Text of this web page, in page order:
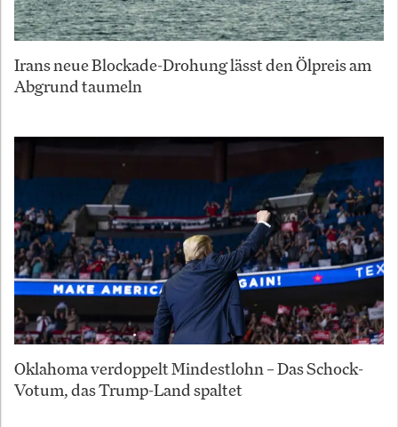
Irans neue Blockade-Drohung lässt den Ölpreis am
Abgrund taumeln
Oklahoma verdoppelt Mindestlohn – Das Schock-
Votum, das Trump-Land spaltet